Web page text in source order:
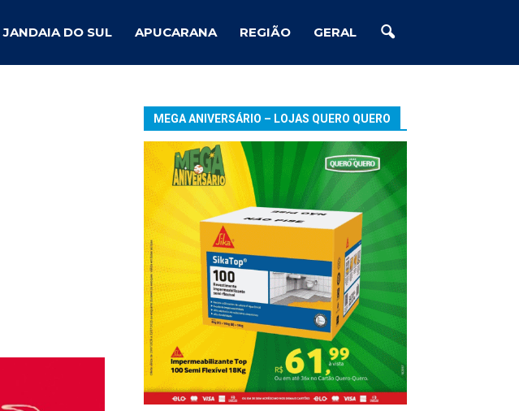
JANDAIA DO SUL APUCARANA REGIÃO GERAL
MEGA ANIVERSÁRIO – LOJAS QUERO QUERO